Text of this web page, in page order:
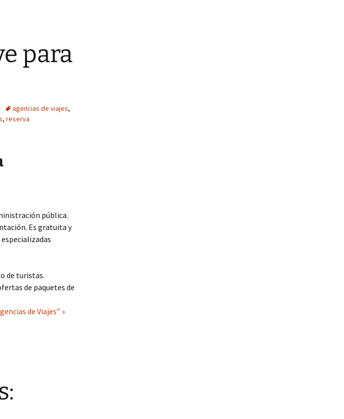
para
agencias de viajes,
, reserva
pública.
Es gratuita y
de turistas.
de paquetes de
de Viajes” »